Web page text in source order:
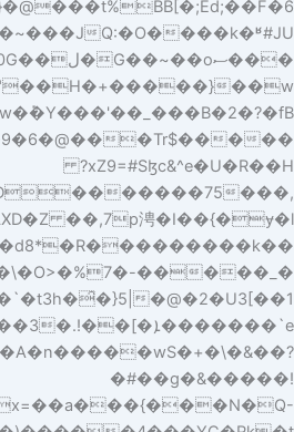
k$6]J�2�+������]�dE�{��d8*�R���������k���E�������E�5�0�ԠoOG_��X>E�b�~M�S�SvB�E*�P�O�zj������"q$�!